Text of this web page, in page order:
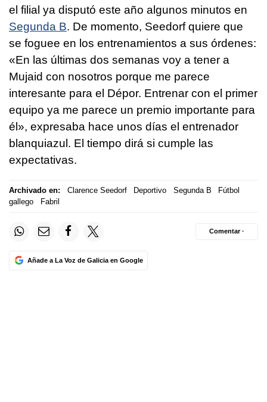
el filial ya disputó este año algunos minutos en
Segunda B. De momento, Seedorf quiere que
se foguee en los entrenamientos a sus órdenes:
«En las últimas dos semanas voy a tener a
Mujaid con nosotros porque me parece
interesante para el Dépor. Entrenar con el primer
equipo ya me parece un premio importante para
él», expresaba hace unos días el entrenador
blanquiazul. El tiempo dirá si cumple las
expectativas.
Archivado en: Clarence Seedorf Deportivo Segunda B
Fútbol
gallego
Fabril
Añade a La Voz de Galicia en Google
Comentar ·